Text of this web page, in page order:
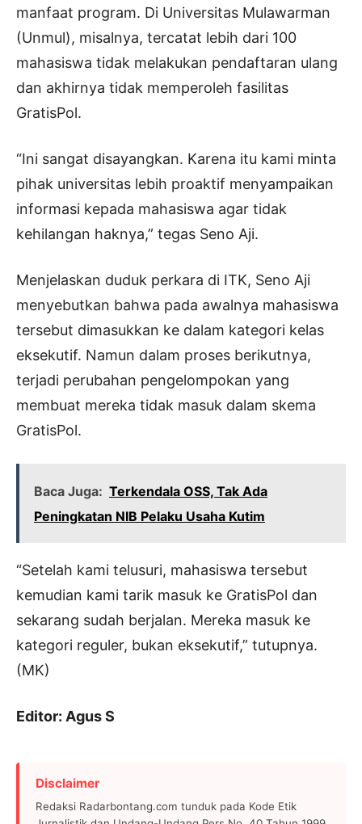
manfaat program. Di Universitas Mulawarman
(Unmul), misalnya, tercatat lebih dari 100
mahasiswa tidak melakukan pendaftaran ulang
dan akhirnya tidak memperoleh fasilitas
GratisPol.
“Ini sangat disayangkan. Karena itu kami minta
pihak universitas lebih proaktif menyampaikan
informasi kepada mahasiswa agar tidak
kehilangan haknya,” tegas Seno Aji.
Menjelaskan duduk perkara di ITK, Seno Aji
menyebutkan bahwa pada awalnya mahasiswa
tersebut dimasukkan ke dalam kategori kelas
eksekutif. Namun dalam proses berikutnya,
terjadi perubahan pengelompokan yang
membuat mereka tidak masuk dalam skema
GratisPol.
Baca Juga: Terkendala OSS, Tak Ada
Peningkatan NIB Pelaku Usaha Kutim
“Setelah kami telusuri, mahasiswa tersebut
kemudian kami tarik masuk ke GratisPol dan
sekarang sudah berjalan. Mereka masuk ke
kategori reguler, bukan eksekutif,” tutupnya.
(MK)
Editor: Agus S
Disclaimer
Redaksi Radarbontang.com tunduk pada Kode Etik